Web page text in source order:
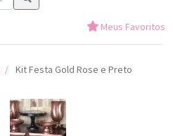
Meus Favoritos
Kit Festa Gold Rose e Preto